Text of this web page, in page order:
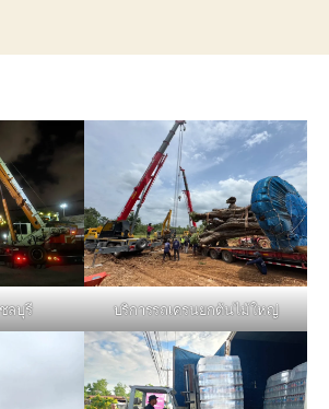
ลบุรี บริการรถเครนยกต้นไม้ใหญ่